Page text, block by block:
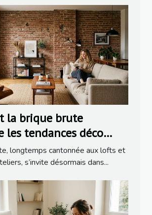
la brique brute
les tendances déco
moderne
longtemps cantonnée aux lofts et
s’invite désormais dans...